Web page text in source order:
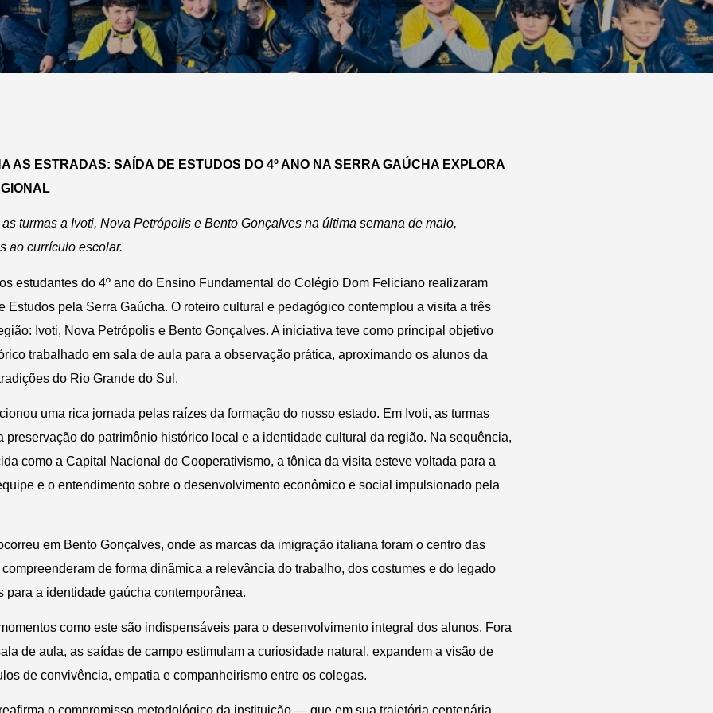
AS ESTRADAS: SAÍDA DE ESTUDOS DO 4º ANO NA SERRA GAÚCHA EXPLORA
turmas a Ivoti, Nova Petrópolis e Bento Gonçalves na última semana de maio,
ao currículo escolar.
estudantes do 4º ano do Ensino Fundamental do Colégio Dom Feliciano realizaram
Estudos pela Serra Gaúcha. O roteiro cultural e pedagógico contemplou a visita a três
Ivoti, Nova Petrópolis e Bento Gonçalves. A iniciativa teve como principal objetivo
trabalhado em sala de aula para a observação prática, aproximando os alunos da
do Rio Grande do Sul.
uma rica jornada pelas raízes da formação do nosso estado. Em Ivoti, as turmas
preservação do patrimônio histórico local e a identidade cultural da região. Na sequência,
como a Capital Nacional do Cooperativismo, a tônica da visita esteve voltada para a
e o entendimento sobre o desenvolvimento econômico e social impulsionado pela
em Bento Gonçalves, onde as marcas da imigração italiana foram o centro das
de forma dinâmica a relevância do trabalho, dos costumes e do legado
a identidade gaúcha contemporânea.
como este são indispensáveis para o desenvolvimento integral dos alunos. Fora
de aula, as saídas de campo estimulam a curiosidade natural, expandem a visão de
de convivência, empatia e companheirismo entre os colegas.